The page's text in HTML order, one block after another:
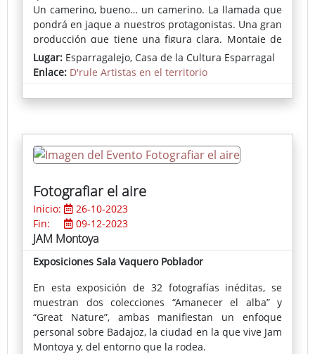
Un camerino, bueno… un camerino. La llamada que
pondrá en jaque a nuestros protagonistas. Una gran
producción que tiene una figura clara. Montaje de
escenografía, pase de luces, prueba de sonido,
repasa el texto, maquíllate, péinate… ¡BASTA, QUE
¡Qué fuerte! Herrera: ¿Qué fuerte qué? ¿Qué es
Lugar: Esparragalejo, Casa de la Cultura Esparragal
Enlace: D'rule Artistas en el territorio
Fotografiar el aire
Inicio:
26-10-2023
Fin:
09-12-2023
JAM Montoya
Exposiciones Sala Vaquero Poblador
En esta exposición de 32 fotografías inéditas, se
muestran dos colecciones “Amanecer el alba” y
“Great Nature”, ambas manifiestan un enfoque
personal sobre Badajoz, la ciudad en la que vive Jam
Montoya y, del entorno que la rodea.